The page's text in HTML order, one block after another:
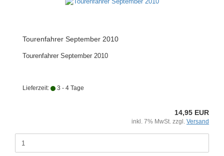
Tourenfahrer September 2010
Tourenfahrer September 2010
Lieferzeit: 3 - 4 Tage
14,95 EUR
inkl. 7% MwSt. zzgl. Versand